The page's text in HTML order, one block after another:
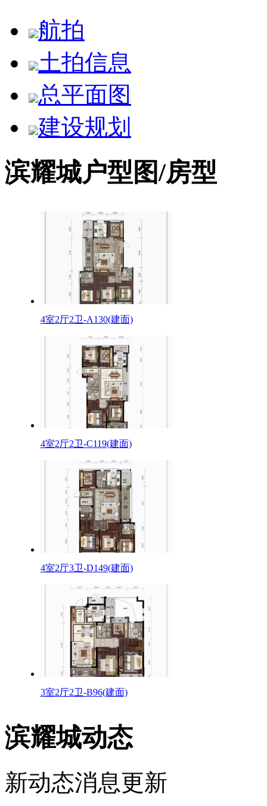
航拍
土拍信息
总平面图
建设规划
滨耀城户型图/房型
4室2厅2卫-A130(建面)
4室2厅2卫-C119(建面)
4室2厅3卫-D149(建面)
3室2厅2卫-B96(建面)
滨耀城动态
新动态消息更新